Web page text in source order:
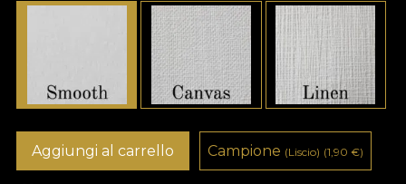
Aggiungi al carrello Campione (Liscio) (1,90 €)